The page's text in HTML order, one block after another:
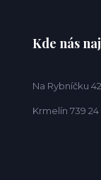
Kde nás
Na Rybníčku
Krmelín 739 24